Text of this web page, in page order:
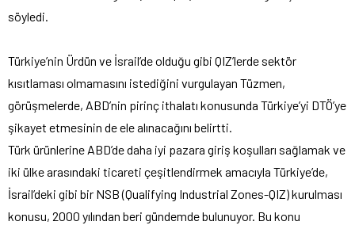
söyledi.
Türkiye’nin Ürdün ve İsrail’de olduğu gibi QIZ’lerde sektör
kısıtlaması olmamasını istediğini vurgulayan Tüzmen,
görüşmelerde, ABD’nin pirinç ithalatı konusunda Türkiye’yi DTÖ’ye
şikayet etmesinin de ele alınacağını belirtti.
Türk ürünlerine ABD’de daha iyi pazara giriş koşulları sağlamak ve
iki ülke arasındaki ticareti çeşitlendirmek amacıyla Türkiye’de,
İsrail’deki gibi bir NSB (Qualifying Industrial Zones-QIZ) kurulması
konusu, 2000 yılından beri gündemde bulunuyor. Bu konu